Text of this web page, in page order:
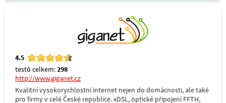
4.5
testů celkem:298
http://www.giganet.cz
Kvalitní vysokorychlostní internet nejen do domácnosti, ale také
pro firmy v celé České republice. xDSL, optické připojení FFTH,